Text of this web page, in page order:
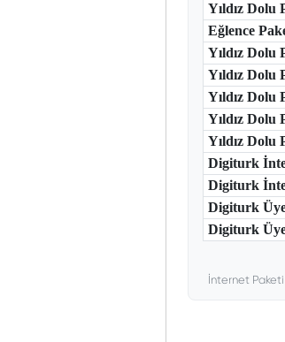
Yıldız
Eğlence
Yıldız
Yıldız
Yıldız
Yıldız
Yıldız
Digiturk
Digiturk
Digiturk
Digiturk
İnternet Paketi